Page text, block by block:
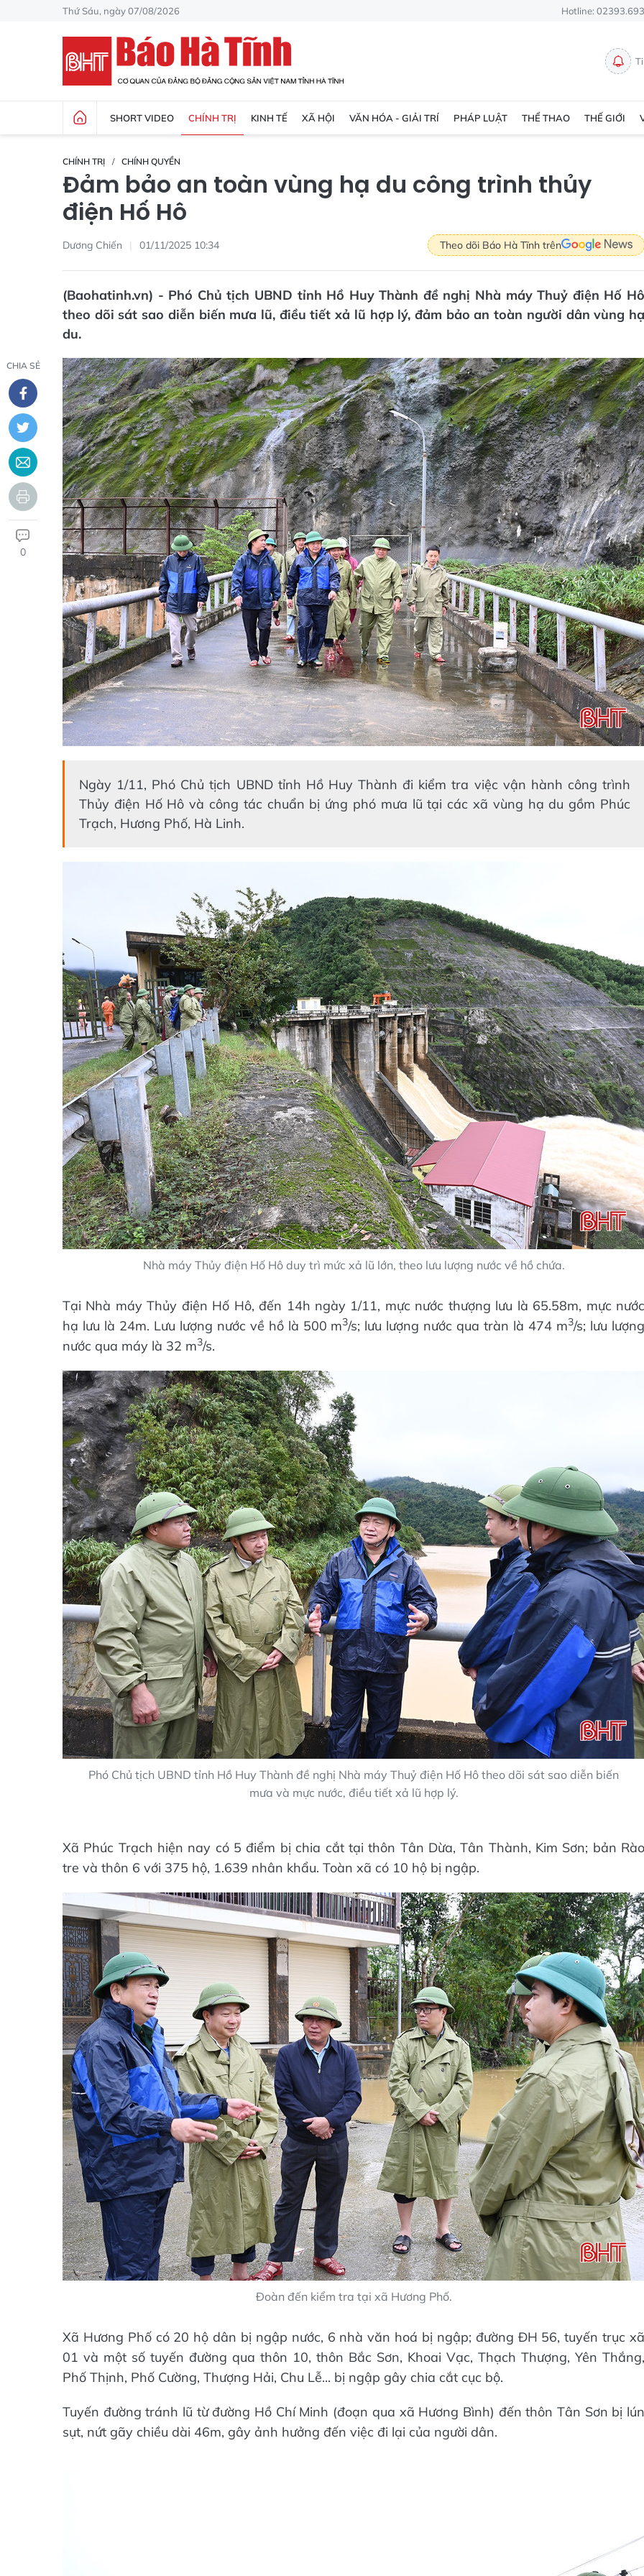
Thứ Sáu, ngày 07/08/2026 Hotline:
SHORT VIDEO CHÍNH TRỊ KINH TẾ XÃ HỘI VĂN HÓA - GIẢI TRÍ PHÁP LUẬT THỂ THAO THẾ GIỚI
CHÍNH TRỊ CHÍNH QUYỀN
Đảm bảo an toàn vùng hạ du công trình thủy
điện Hố Hô
Dương Chiến 01/11/2025 10:34 Theo dõi Báo Hà Tĩnh trên
(Baohatinh.vn) - Phó Chủ tịch UBND tỉnh Hồ Huy Thành đề nghị Nhà máy Thuỷ điện Hố Hô
theo dõi sát sao diễn biến mưa lũ, điều tiết xả lũ hợp lý, đảm bảo an toàn người dân vùng hạ
du.
CHIA SẺ
0
Ngày 1/11, Phó Chủ tịch UBND tỉnh Hồ Huy Thành đi kiểm tra việc vận hành công trình
Thủy điện Hố Hô và công tác chuẩn bị ứng phó mưa lũ tại các xã vùng hạ du gồm Phúc
Trạch, Hương Phố, Hà Linh.
Nhà máy Thủy điện Hố Hô duy trì mức xả lũ lớn, theo lưu lượng nước về hồ chứa.
Tại Nhà máy Thủy điện Hố Hô, đến 14h ngày 1/11, mực nước thượng lưu là 65.58m, mực nước
hạ lưu là 24m. Lưu lượng nước về hồ là 500 m3/s; lưu lượng nước qua tràn là 474 m3/s; lưu
nước qua máy là 32 m3/s.
Phó Chủ tịch UBND tỉnh Hồ Huy Thành đề nghị Nhà máy Thuỷ điện Hố Hô theo dõi sát sao diễn biến
mưa và mực nước, điều tiết xả lũ hợp lý.
Xã Phúc Trạch hiện nay có 5 điểm bị chia cắt tại thôn Tân Dừa, Tân Thành, Kim Sơn; bản Rào
tre và thôn 6 với 375 hộ, 1.639 nhân khẩu. Toàn xã có 10 hộ bị ngập.
Đoàn đến kiểm tra tại xã Hương Phố.
Xã Hương Phố có 20 hộ dân bị ngập nước, 6 nhà văn hoá bị ngập; đường ĐH 56, tuyến trục xã
01 và một số tuyến đường qua thôn 10, thôn Bắc Sơn, Khoai Vạc, Thạch Thượng, Yên Thắng,
Phố Thịnh, Phố Cường, Thượng Hải, Chu Lễ... bị ngập gây chia cắt cục bộ.
Tuyến đường tránh lũ từ đường Hồ Chí Minh (đoạn qua xã Hương Bình) đến thôn Tân Sơn bị lún
sụt, nứt gãy chiều dài 46m, gây ảnh hưởng đến việc đi lại của người dân.